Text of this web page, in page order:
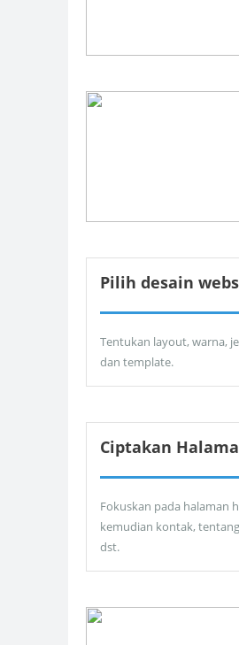
Pilih desain
Tentukan layout, warna,
dan template.
Ciptakan
Fokuskan pada halaman
kemudian kontak,
dst.